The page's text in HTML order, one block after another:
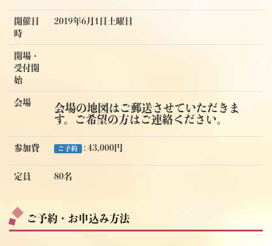
開催日
時
2019年6月1日土曜日
開場・
受付開
始
会場
会場の地図はご郵送させていただきま
す。ご希望の方はご連絡ください。
参加費 ご予約 : 43,000円
定員 80名
ご予約・お申込み方法